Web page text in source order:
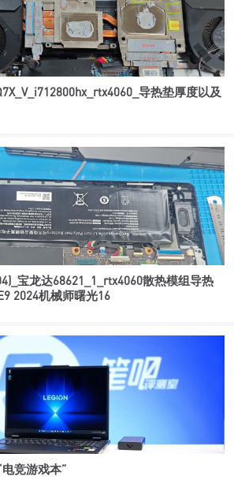
导热垫厚度以及
宝龙达68621_1_rtx4060散热模组导热
2024机械师曙光16
竞游戏本”